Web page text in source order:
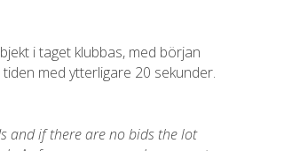
i taget klubbas, med början
med ytterligare 20 sekunder.
and if there are no bids the lot